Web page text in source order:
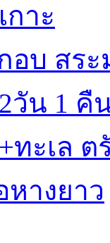
าะ
อบ สร
วัน 1 คื
ทะเล ต
หางยาว